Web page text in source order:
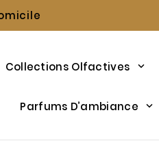
Collections Olfactives
Parfums D’ambiance